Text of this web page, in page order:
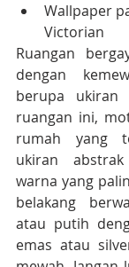
Wallpaper
Victorian
Ruangan
dengan
berupa
ruangan ini,
rumah yang
ukiran
warna yang
belakang
atau putih
emas atau